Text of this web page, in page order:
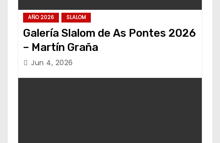
AÑO 2026 SLALOM
Galería Slalom de As Pontes 2026
– Martín Graña
Jun 4, 2026